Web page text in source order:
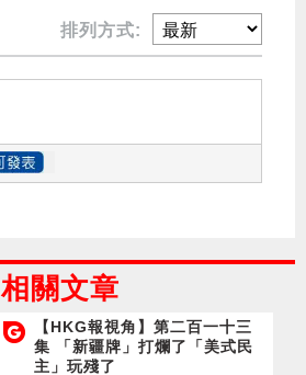
排列方式:
相關文章
【HKG報視角】第二百一十三
集 「新疆牌」打爛了「美式民
主」玩殘了